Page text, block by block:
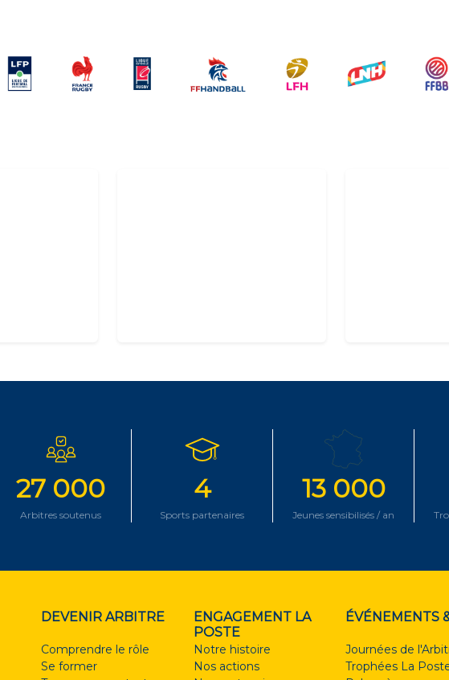
27 000
Arbitres soutenus
4
Sports partenaires
13 000
Jeunes sensibilisés / an
DEVENIR ARBITRE
Comprendre le rôle
Se former
ENGAGEMENT LA
POSTE
Notre histoire
Nos actions
ÉVÉNEMENTS
Journées de
Trophées La